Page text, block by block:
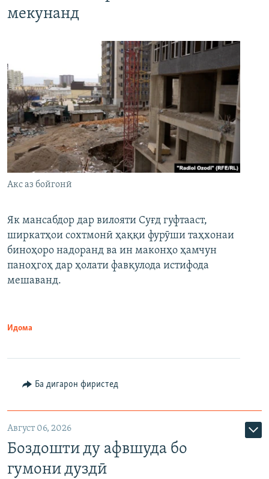
мекунанд
Акс аз бойгонӣ
Як мансабдор дар вилояти Суғд гуфтааст,
ширкатҳои сохтмонӣ ҳаққи фурӯши таҳхонаи
биноҳоро надоранд ва ин маконҳо ҳамчун
паноҳгоҳ дар ҳолати фавқулода истифода
мешаванд.
Идома
Ба дигарон фиристед
Август 06, 2026
Боздошти ду афвшуда бо
гумони дуздӣ